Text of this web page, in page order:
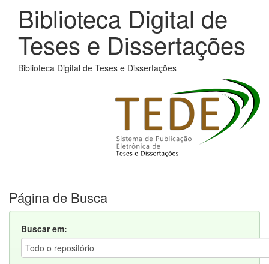
Biblioteca Digital de
Teses e Dissertações
Biblioteca Digital de Teses e Dissertações
Página de Busca
Buscar em: